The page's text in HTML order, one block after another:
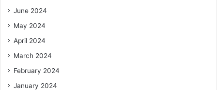
June 2024
May 2024
April 2024
March 2024
February 2024
January 2024